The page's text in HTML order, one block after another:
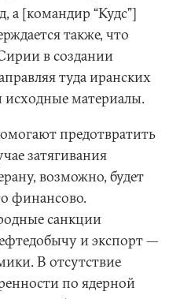
а [командир “Кудс”]
также, что
в создании
туда иранских
исходные материалы.
предотвратить
затягивания
возможно, будет
финансово.
санкции
и экспорт —
В отсутствие
по ядерной